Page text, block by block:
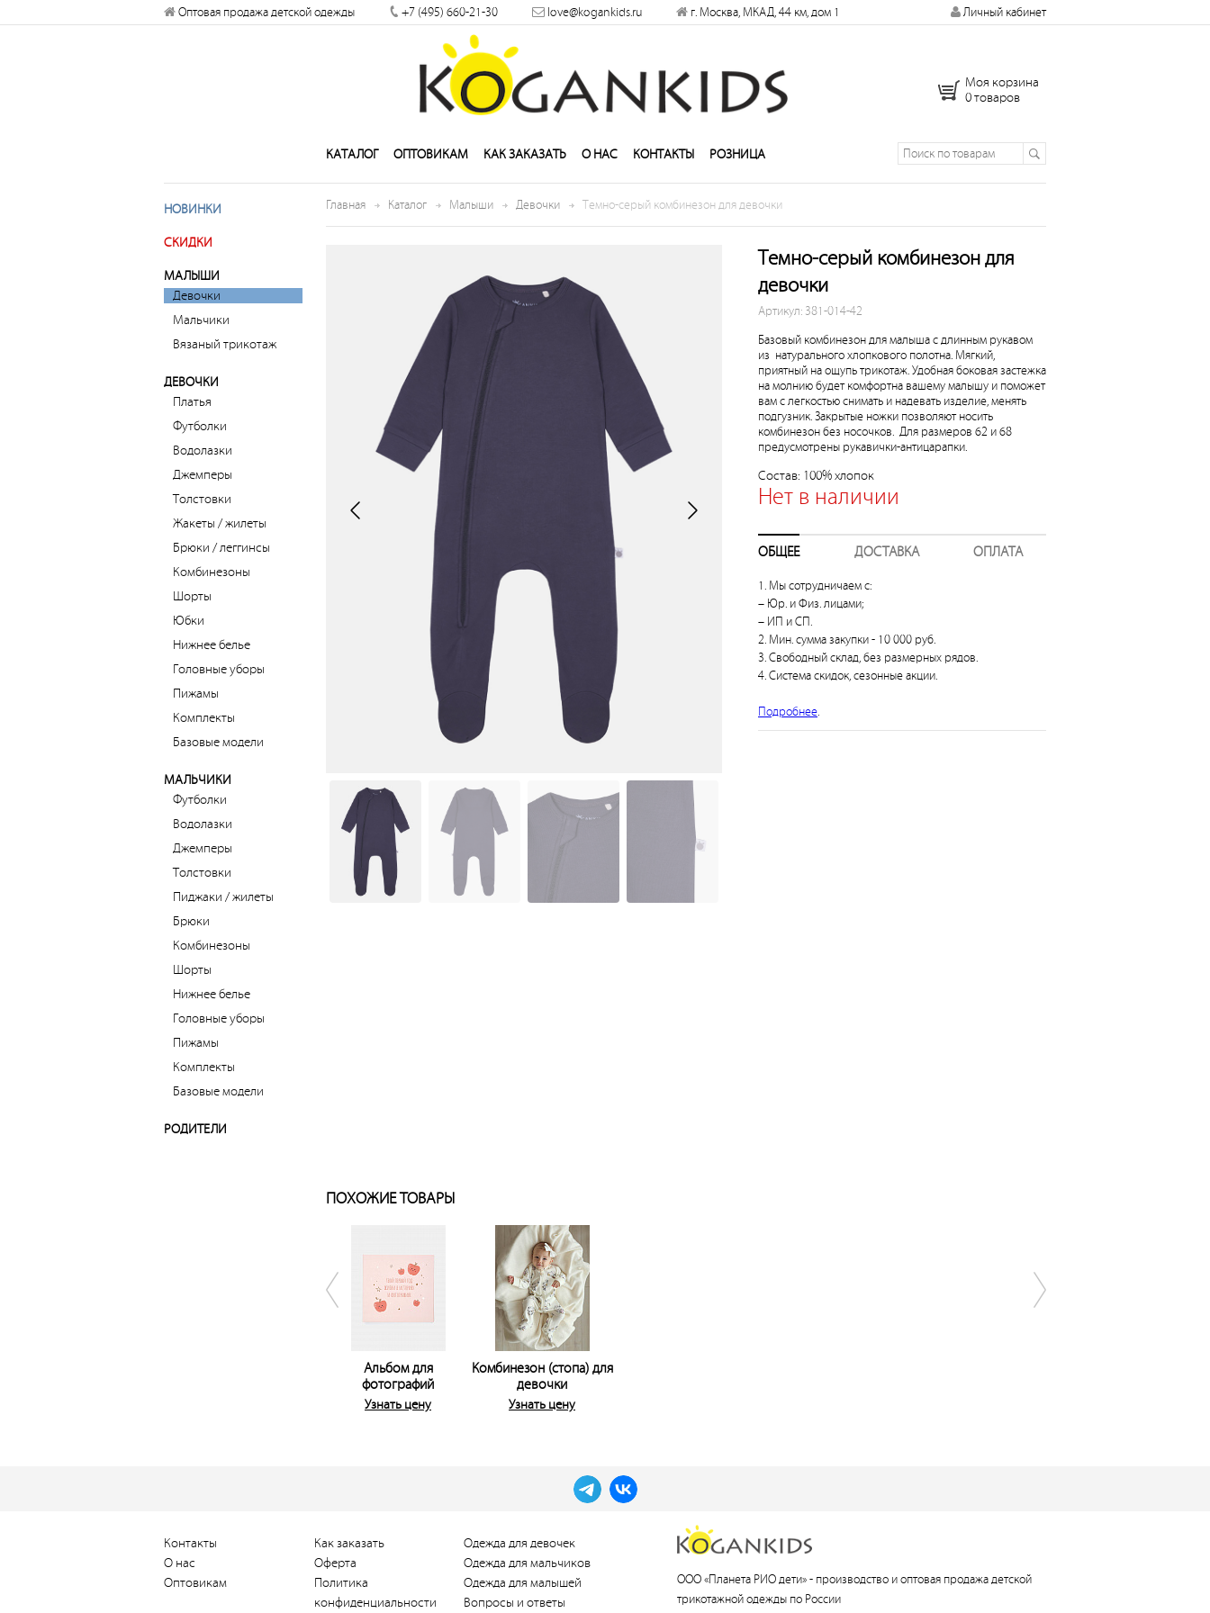
отправлять вам уведомления на
Разрешить
Оптовая продажа детской одежды +7 (495) 660-21-30 love@kogankids.ru г. Москва, МКАД, 44 км, дом 1 Личный кабинет
Моя корзина
0 товаров
КАТАЛОГ ОПТОВИКАМ КАК ЗАКАЗАТЬ О НАС КОНТАКТЫ РОЗНИЦА
НОВИНКИ
СКИДКИ
МАЛЫШИ
Девочки
Мальчики
Вязаный трикотаж
ДЕВОЧКИ
Платья
Футболки
Водолазки
Джемперы
Толстовки
Жакеты / жилеты
Брюки / леггинсы
Комбинезоны
Шорты
Юбки
Нижнее белье
Головные уборы
Пижамы
Комплекты
Базовые модели
МАЛЬЧИКИ
Футболки
Водолазки
Джемперы
Толстовки
Пиджаки / жилеты
Брюки
Комбинезоны
Шорты
Нижнее белье
Головные уборы
Пижамы
Комплекты
Базовые модели
РОДИТЕЛИ
Главная Каталог Малыши Девочки Темно-серый комбинезон для девочки
Темно-серый комбинезон для
девочки
Артикул: 381-014-42
Базовый комбинезон для малыша с длинным рукавом
из натурального хлопкового полотна. Мягкий,
приятный на ощупь трикотаж. Удобная боковая застежка
на молнию будет комфортна вашему малышу и поможет
вам с легкостью снимать и надевать изделие, менять
подгузник. Закрытые ножки позволяют носить
комбинезон без носочков. Для размеров 62 и 68
предусмотрены рукавички-антицарапки.
Состав: 100% хлопок
Нет в наличии
ОБЩЕЕ ДОСТАВКА ОПЛАТА
1. Мы сотрудничаем с:
– Юр. и Физ. лицами;
– ИП и СП.
2. Мин. сумма закупки - 10 000 руб.
3. Свободный склад, без размерных рядов.
4. Система скидок, сезонные акции.
Подробнее.
ПОХОЖИЕ ТОВАРЫ
Альбом для
фотографий
Узнать цену
Комбинезон (стопа) для
девочки
Узнать цену
Контакты
О нас
Оптовикам
Как заказать
Оферта
Политика
конфиденциальности
Одежда для девочек
Одежда для мальчиков
Одежда для малышей
Вопросы и ответы
ООО «Планета РИО дети» - производство и оптовая продажа детской
трикотажной одежды по России